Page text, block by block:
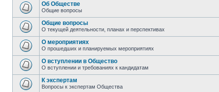
Об Обществе
Общие вопросы
Общие вопросы
О текущей деятельности, планах и перспективах
О мероприятиях
О прошедших и планируемых мероприятиях
О вступлении в Общество
О вступлении и требованиях к кандидатам
К экспертам
Вопросы к экспертам Общества